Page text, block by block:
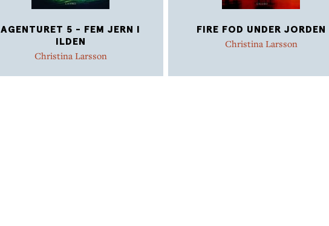
AGENTURET 5 - FEM JERN I
ILDEN
Christina Larsson
FIRE FOD UNDER JORDEN
Christina Larsson